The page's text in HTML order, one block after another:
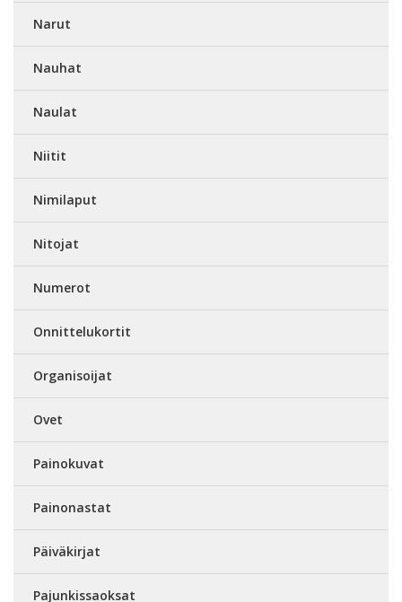
Narut
Nauhat
Naulat
Niitit
Nimilaput
Nitojat
Numerot
Onnittelukortit
Organisoijat
Ovet
Painokuvat
Painonastat
Päiväkirjat
Pajunkissaoksat